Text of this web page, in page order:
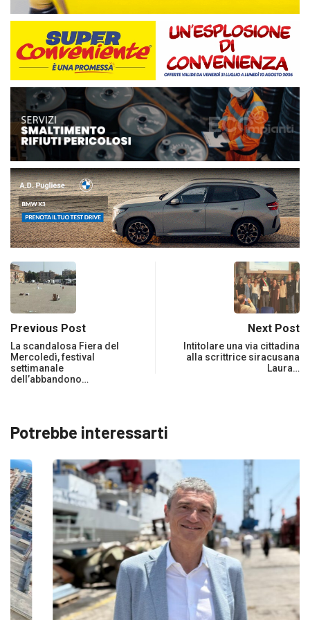
Previous Post
La scandalosa Fiera del
Mercoledì, festival
settimanale
dell’abbandono…
Next Post
Intitolare una via cittadina
alla scrittrice siracusana
Laura…
Potrebbe interessarti